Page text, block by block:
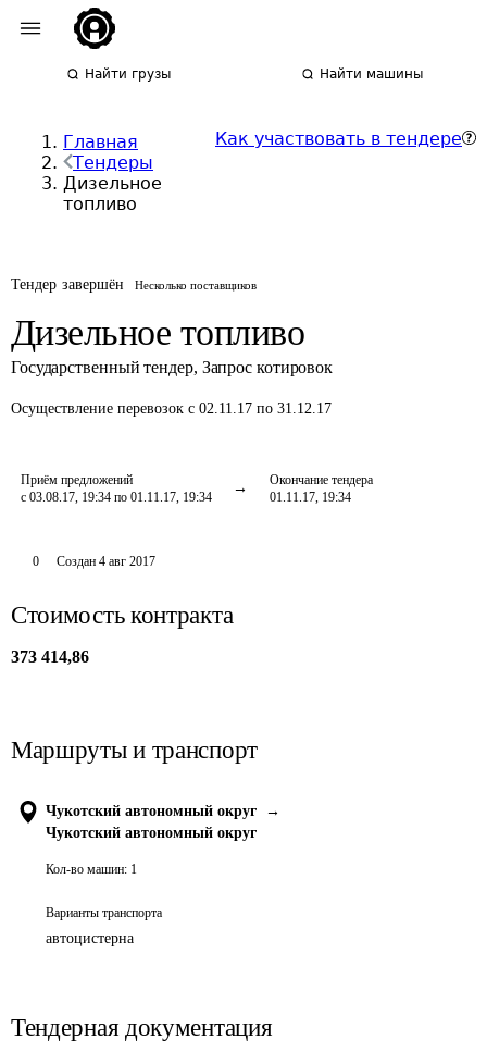
Найти грузы Найти машины
Главная
Тендеры
Дизельное
топливо
Как участвовать в тендере
Тендер завершён Несколько поставщиков
Дизельное топливо
Государственный тендер, Запрос котировок
Осуществление перевозок с 02.11.17 по 31.12.17
Приём предложений
с 03.08.17, 19:34 по 01.11.17, 19:34
Окончание тендера
01.11.17, 19:34
0 Создан 4 авг 2017
Стоимость контракта
373 414,86
Маршруты и транспорт
Чукотский автономный округ
→
Чукотский автономный округ
Кол-во машин: 1
Варианты транспорта
автоцистерна
Тендерная документация